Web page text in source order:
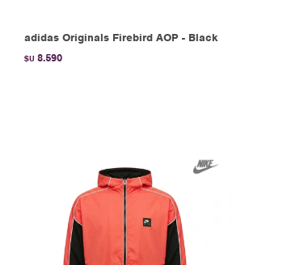
adidas Originals Firebird AOP - Black
$U 8.590